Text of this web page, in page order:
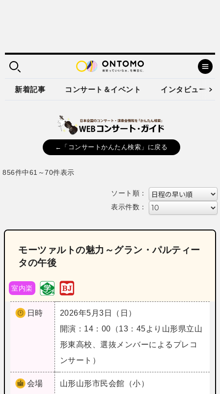
新着記事 コンサート＆イベント インタビュー
←「コンサートかんたん検索」に戻る
856件中61～70件表示
ソート順：
表示件数：
モーツァルトの魅力～グラン・パルティー
タの午後
室内楽
日時
2026年5月3日（日）
開演：14：00（13：45より山形県立山
形東高校、選抜メンバーによるプレコ
ンサート）
会場 山形山形市民会館（小）